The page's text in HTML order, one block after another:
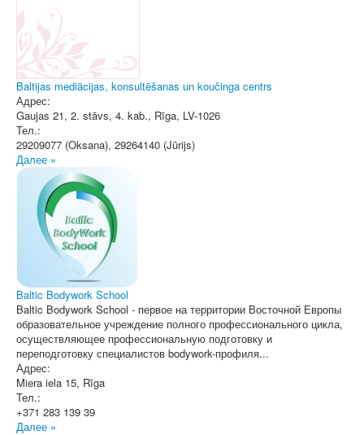
Baltijas mediācijas, konsultēšanas un koučinga centrs
Адрес:
Gaujas 21, 2. stāvs, 4. kab., Rīga, LV-1026
Тел.:
29209077 (Oksana), 29264140 (Jūrijs)
Далее »
Baltic Bodywork School
Baltic Bodywork School - первое на территории Восточной Европы
образовательное учреждение полного профессионального цикла,
осуществляющее профессиональную подготовку и
переподготовку специалистов bodywork-профиля...
Адрес:
Miera iela 15, Rīga
Тел.:
+371 283 139 39
Далее »